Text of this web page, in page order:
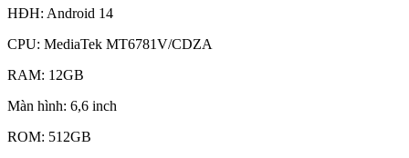
HĐH: Android 14
CPU: MediaTek MT6781V/CDZA
RAM: 12GB
Màn hình: 6,6 inch
ROM: 512GB